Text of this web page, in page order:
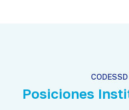
CODESSD
Posiciones